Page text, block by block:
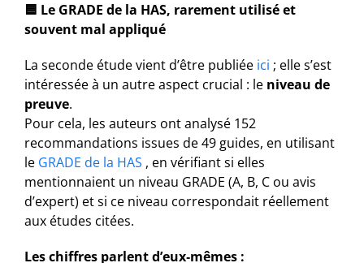
🟦 Le GRADE de la HAS, rarement utilisé et
souvent mal appliqué
La seconde étude vient d’être publiée ici ; elle s’est
intéressée à un autre aspect crucial : le niveau de
preuve.
Pour cela, les auteurs ont analysé 152
recommandations issues de 49 guides, en utilisant
le GRADE de la HAS , en vérifiant si elles
mentionnaient un niveau GRADE (A, B, C ou avis
d’expert) et si ce niveau correspondait réellement
aux études citées.
Les chiffres parlent d’eux‑mêmes :